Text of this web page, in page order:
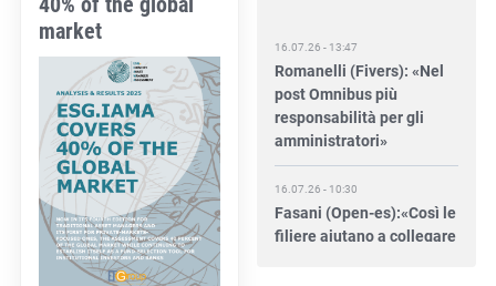
market
Romanelli (Fivers): «Nel
post Omnibus più
responsabilità per gli
amministratori»
Fasani (Open-es):«Così le
filiere aiutano a collegare
competitività e